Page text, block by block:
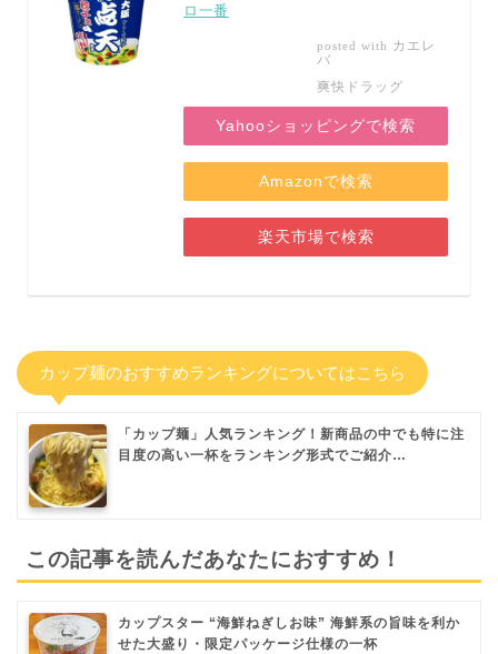
ロ一番
posted with カエレ
バ
爽快ドラッグ
Yahooショッピングで検索
Amazonで検索
楽天市場で検索
カップ麺のおすすめランキングについてはこちら
「カップ麺」人気ランキング！新商品の中でも特に注
目度の高い一杯をランキング形式でご紹介…
この記事を読んだあなたにおすすめ！
カップスター “海鮮ねぎしお味” 海鮮系の旨味を利か
せた大盛り・限定パッケージ仕様の一杯